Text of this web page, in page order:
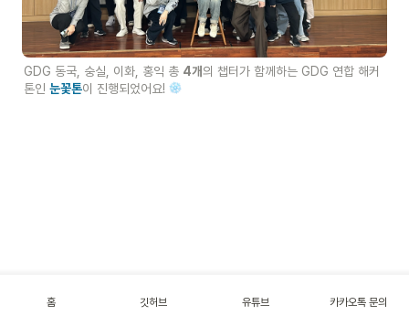
GDG 동국, 숭실, 이화, 홍익 총 4개의 챕터가 함께하는 GDG 연합 해커
톤인 눈꽃톤이 진행되었어요!
홈 깃허브 유튜브 카카오톡 문의